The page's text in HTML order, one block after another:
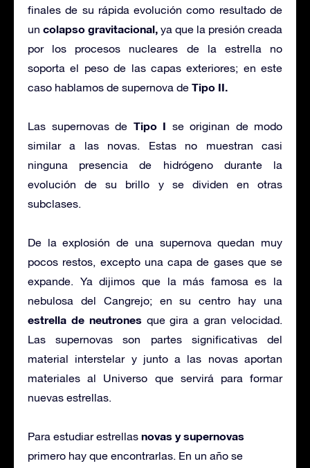
finales de su rápida evolución como resultado de
un colapso gravitacional, ya que la presión creada
por los procesos nucleares de la estrella no
soporta el peso de las capas exteriores; en este
caso hablamos de supernova de Tipo II.
Las supernovas de Tipo I se originan de modo
similar a las novas. Estas no muestran casi
ninguna presencia de hidrógeno durante la
evolución de su brillo y se dividen en otras
subclases.
De la explosión de una supernova quedan muy
pocos restos, excepto una capa de gases que se
expande. Ya dijimos que la más famosa es la
nebulosa del Cangrejo; en su centro hay una
estrella de neutrones que gira a gran velocidad.
Las supernovas son partes significativas del
material interstelar y junto a las novas aportan
materiales al Universo que servirá para formar
nuevas estrellas.
Para estudiar estrellas novas y supernovas
primero hay que encontrarlas. En un año se